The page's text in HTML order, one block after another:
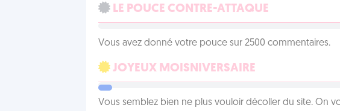
LE POUCE CONTRE-ATTAQUE
Vous avez donné votre pouce sur 2500 commentaires.
JOYEUX MOISNIVERSAIRE
Vous semblez bien ne plus vouloir décoller du site. On